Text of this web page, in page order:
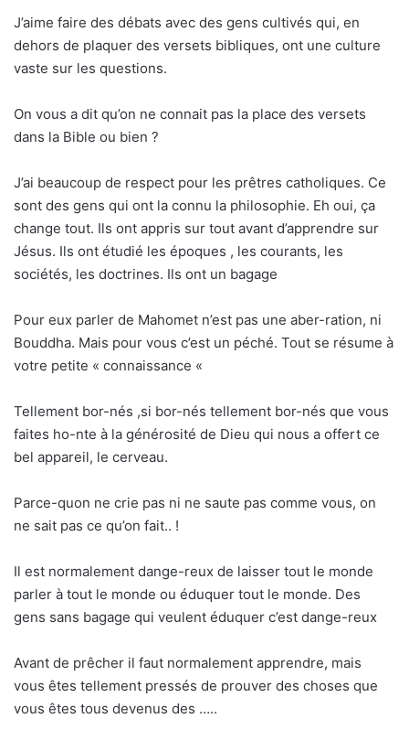
J’aime faire des débats avec des gens cultivés qui, en
dehors de plaquer des versets bibliques, ont une culture
vaste sur les questions.
On vous a dit qu’on ne connait pas la place des versets
dans la Bible ou bien ?
J’ai beaucoup de respect pour les prêtres catholiques. Ce
sont des gens qui ont la connu la philosophie. Eh oui, ça
change tout. Ils ont appris sur tout avant d’apprendre sur
Jésus. Ils ont étudié les époques , les courants, les
sociétés, les doctrines. Ils ont un bagage
Pour eux parler de Mahomet n’est pas une aber-ration, ni
Bouddha. Mais pour vous c’est un péché. Tout se résume à
votre petite « connaissance «
Tellement bor-nés ,si bor-nés tellement bor-nés que vous
faites ho-nte à la générosité de Dieu qui nous a offert ce
bel appareil, le cerveau.
Parce-quon ne crie pas ni ne saute pas comme vous, on
ne sait pas ce qu’on fait.. !
Il est normalement dange-reux de laisser tout le monde
parler à tout le monde ou éduquer tout le monde. Des
gens sans bagage qui veulent éduquer c’est dange-reux
Avant de prêcher il faut normalement apprendre, mais
vous êtes tellement pressés de prouver des choses que
vous êtes tous devenus des …..